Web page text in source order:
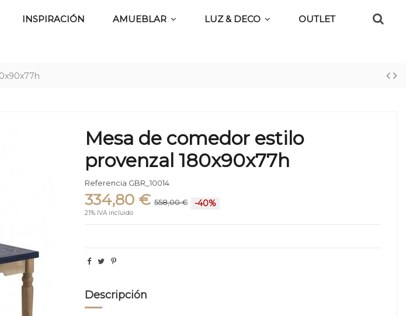
INSPIRACIÓN AMUEBLAR LUZ & DECO OUTLET
Mesa de comedor estilo
provenzal 180x90x77h
Referencia GBR_10014
334,80 € 558,00 € -40%
21% IVA incluido
Descripción